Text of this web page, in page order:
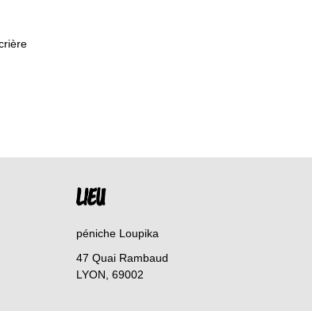
LIEU
péniche Loupika
47 Quai Rambaud
LYON, 69002